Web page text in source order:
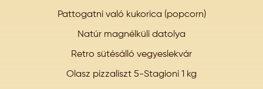
Pattogatni való kukorica (popcorn)
Natúr magnélküli datolya
Retro sütésálló vegyeslekvár
Olasz pizzaliszt 5-Stagioni 1 kg